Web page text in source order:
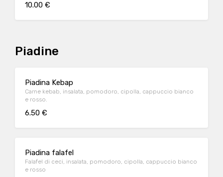
10.00 €
Piadine
Piadina Kebap
Carne kebab, insalata, pomodoro, cipolla, cappuccio bianco
e rosso.
6.50 €
Piadina falafel
Falafel di ceci, insalata, pomodoro, cipolla, cappuccio bianco
e rosso